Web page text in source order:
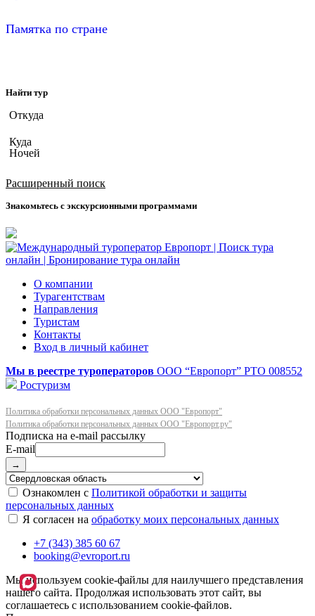
Памятка по стране
Найти тур
Откуда
Куда
Ночей
Расширенный поиск
Знакомьтесь с экскурсионными программами
О компании
Турагентствам
Направления
Туристам
Контакты
Вход в личный кабинет
Мы в реестре туроператоров ООО “Европорт” РТО 008552
Ростуризм
Политика обработки персональных данных ООО "Европорт"
Политика обработки персональных данных ООО "Европорт.ру"
E-mail
→
Ознакомлен с Политикой обработки и защиты
персональных данных
Я согласен на обработку моих персональных данных
+7 (343) 385 60 67
booking@evroport.ru
Мы используем cookie-файлы для наилучшего представления
нашего сайта. Продолжая использовать этот сайт, вы
соглашаетесь с использованием cookie-файлов.